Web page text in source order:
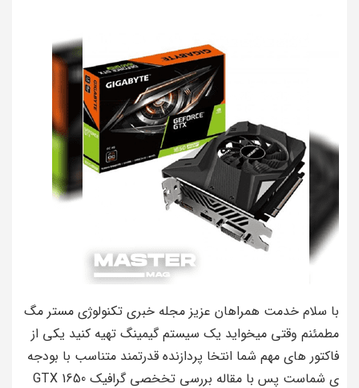
با سلام خدمت همراهان عزیز مجله خبری تکنولوژی مستر مگ
مطمئنم وقتی میخواید یک سیستم گیمینگ تهیه کنید یکی از
فاکتور های مهم شما انتخا پردازنده قدرتمند متناسب با بودجه
ی شماست پس با مقاله بررسی تخخصی گرافیک GTX 1650